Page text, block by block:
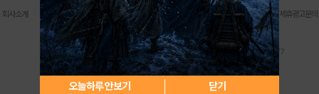
오늘하루 안보기 닫기
회사소개 이용약관 | 개인정보 처리방침 | 청소년 보호정책 | 불법촬영물 신고센터 | 제휴광고문의
사업자등록번호:119-86-61101 (주)스마트나우 대표이사:송현두
주소: 서울시 금천구 가산디지털1로 171 연락처:063-284-8635 팩스:02-6265-0377
청소년보호책임자:김동욱desk@hungryapp.co.kr
등록번호:서울아02322 | 등록일자:2016년4월25일
발행인:(주)스마트나우 송현두 | 편집인:김동욱